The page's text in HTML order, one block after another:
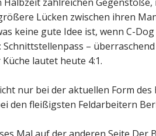
Lücken zwischen ihren
keine gute Idee ist, wenn C-
–
lautet heute 4:1.
nur bei der aktuellen Form des
den fleißigsten Feldarbeitern